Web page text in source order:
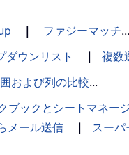
｜ ファジーマッチ
ダウンリスト ｜ 複数
および列の比較...
ブックとシートマネー
メール送信 ｜ スーパ